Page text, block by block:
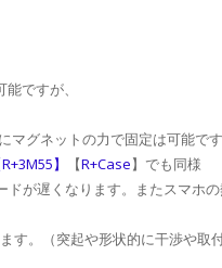
ですが、
マグネットの力で固定は可能です
】 【R+Case】でも同様
が遅くなります。またスマホ
。（突起や形状的に干渉や取